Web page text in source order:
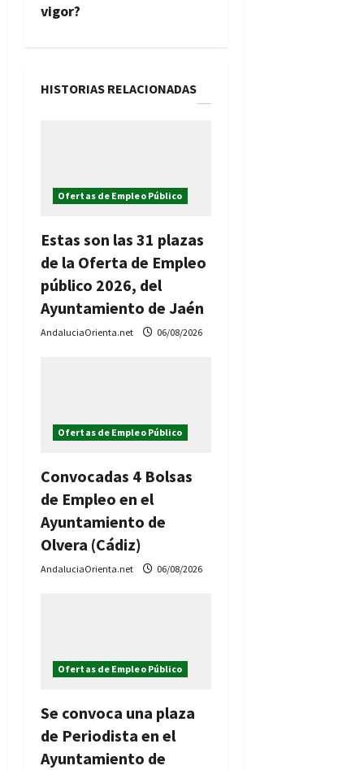
c
ó
n
t
r
vigor?
HISTORIAS RELACIONADAS
Ofertas de Empleo Público
Estas son las 31 plazas
de la Oferta de Empleo
público 2026, del
Ayuntamiento de Jaén
AndaluciaOrienta.net 06/08/2026
Ofertas de Empleo Público
Convocadas 4 Bolsas
de Empleo en el
Ayuntamiento de
Olvera (Cádiz)
AndaluciaOrienta.net 06/08/2026
Ofertas de Empleo Público
Se convoca una plaza
de Periodista en el
Ayuntamiento de